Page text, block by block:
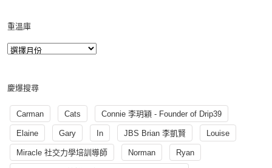
重溫庫
慶爆搜尋
Carman Cats Connie 李玥穎 - Founder of Drip39
Elaine Gary In JBS Brian 李凱賢 Louise
Miracle 社交力學培訓導師 Norman Ryan